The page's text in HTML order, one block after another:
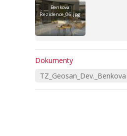
Benkova
Rezidence_06.jpg
Dokumenty